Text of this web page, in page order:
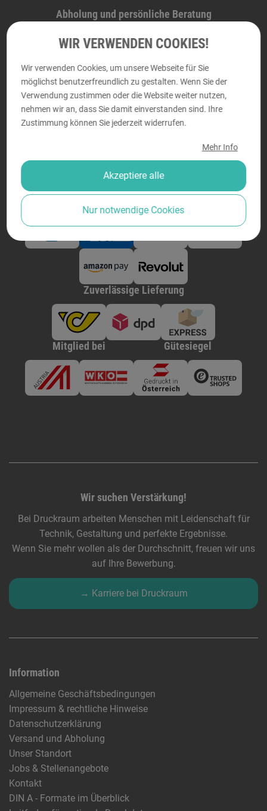
Abholung und persönliche Beratung
Perfektastraße 58, 1230 Wien
Montag - Donnerstag von 9:00 bis 18:00
Freitag von9:00 bis 14:00
Sicher bezahlen
Zuverlässige Lieferung
Mitglied bei Gütesiegel
Wir suchen Verstärkung!
Bei Druckraum arbeiten Menschen mit Leidenschaft für
Technik, Gestaltung und perfekte Ergebnisse.
Wenn Sie mehr wollen als der Durchschnitt, freuen wir uns
auf Ihre Bewerbung.
→ Karriere bei Druckraum
Information
Allgemeine Geschäftsbedingungen
Impressum & rechtliche Hinweise
Datenschutzerklärung
Versand und Abholung
Unser Standort
Jobs & Stellenangebote
Kontakt
DIN A - Formate im Überblick
WIR VERWENDEN COOKIES!
Wir verwenden Cookies, um unsere Webseite für Sie
möglichst benutzerfreundlich zu gestalten. Wenn Sie der
Verwendung zustimmen oder die Website weiter nutzen,
nehmen wir an, dass Sie damit einverstanden sind. Ihre
Zustimmung können Sie jederzeit widerrufen.
Mehr Info
Akzeptiere alle
Nur notwendige Cookies